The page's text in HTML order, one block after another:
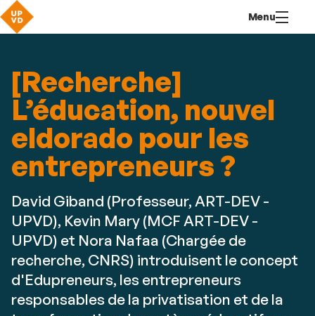
contenu
Menu
[Recherche]
L’éducation, nouvel
eldorado pour les
entrepreneurs ?
David Giband (Professeur, ART-DEV -
UPVD), Kevin Mary (MCF ART-DEV -
UPVD) et Nora Nafaa (Chargée de
recherche, CNRS) introduisent le concept
d'Edupreneurs, les entrepreneurs
responsables de la privatisation et de la